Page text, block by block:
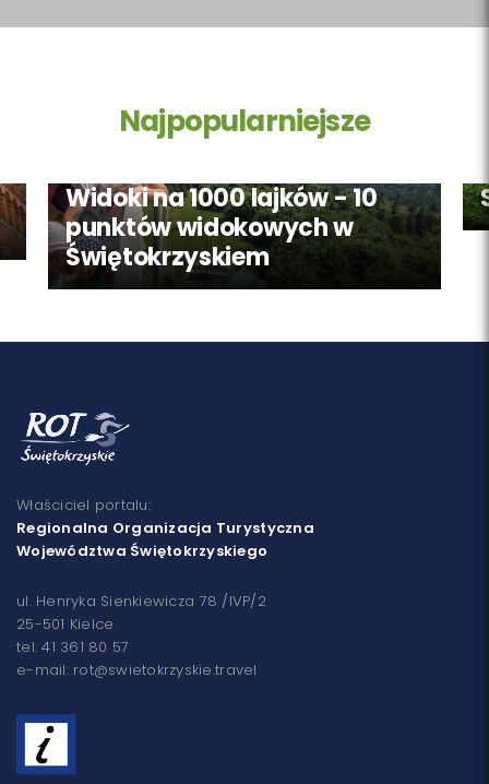
Najpopularniejsze
Widoki na 1000 lajków - 10
punktów widokowych w
Świętokrzyskiem
Właściciel portalu:
Regionalna Organizacja Turystyczna
Województwa Świętokrzyskiego
ul. Henryka Sienkiewicza 78 /IVP/2
25-501 Kielce
tel. 41 361 80 57
e-mail: rot@swietokrzyskie.travel